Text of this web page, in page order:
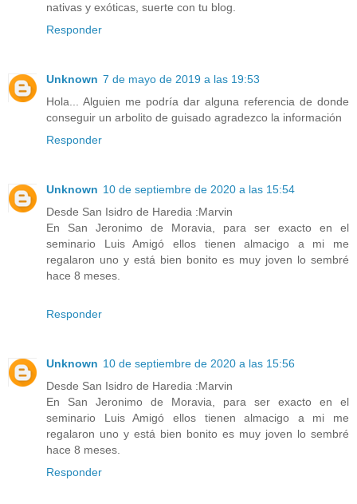
nativas y exóticas, suerte con tu blog.
Responder
Unknown 7 de mayo de 2019 a las 19:53
Hola... Alguien me podría dar alguna referencia de donde
conseguir un arbolito de guisado agradezco la información
Responder
Unknown 10 de septiembre de 2020 a las 15:54
Desde San Isidro de Haredia :Marvin
En San Jeronimo de Moravia, para ser exacto en el
seminario Luis Amigó ellos tienen almacigo a mi me
regalaron uno y está bien bonito es muy joven lo sembré
hace 8 meses.
Responder
Unknown 10 de septiembre de 2020 a las 15:56
Desde San Isidro de Haredia :Marvin
En San Jeronimo de Moravia, para ser exacto en el
seminario Luis Amigó ellos tienen almacigo a mi me
regalaron uno y está bien bonito es muy joven lo sembré
hace 8 meses.
Responder